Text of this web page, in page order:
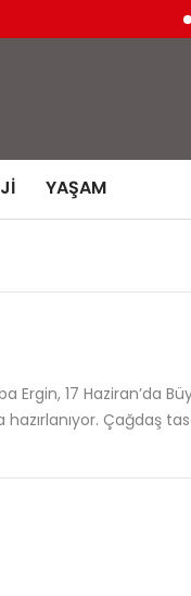
Trump
YAŞAM
17 Haziran’da
Çağdaş